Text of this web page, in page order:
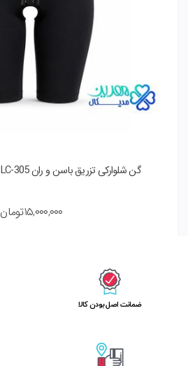
گن شلوارکی تزریق باسن و ران LC-305 اینوُ invo
۱۵,۰۰۰,۰۰۰تومان
ﺿﻤﺎﻧﺖ اﺻﻞ ﺑﻮدن ﮐﺎﻟﺎ